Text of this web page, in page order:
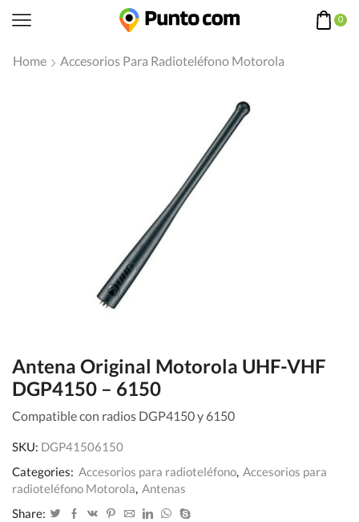
0
Home Accesorios Para Radioteléfono Motorola
Antena Original Motorola UHF-VHF
DGP4150 – 6150
Compatible con radios DGP4150 y 6150
SKU: DGP41506150
Categories: Accesorios para radioteléfono, Accesorios para
radioteléfono Motorola, Antenas
Share: